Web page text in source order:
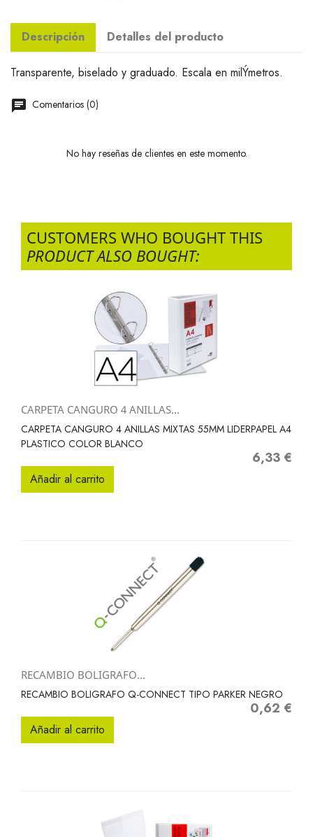
Descripción Detalles del producto
Transparente, biselado y graduado. Escala en milÝmetros.
Comentarios (0)
No hay reseñas de clientes en este momento.
CUSTOMERS WHO BOUGHT THIS
PRODUCT ALSO BOUGHT:
CARPETA CANGURO 4 ANILLAS...
CARPETA CANGURO 4 ANILLAS MIXTAS 55MM LIDERPAPEL A4
PLASTICO COLOR BLANCO
Precio
6,33 €
Añadir al carrito
RECAMBIO BOLIGRAFO...
RECAMBIO BOLIGRAFO Q-CONNECT TIPO PARKER NEGRO
Precio
0,62 €
Añadir al carrito